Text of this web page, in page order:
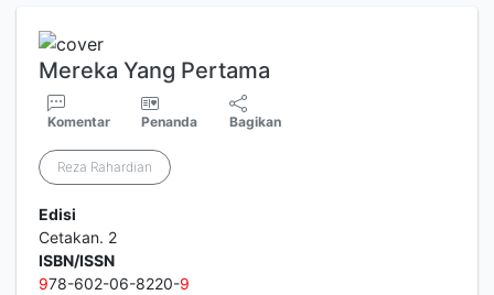
Mereka Yang Pertama
Komentar Penanda Bagikan
Reza Rahardian
Edisi
Cetakan. 2
ISBN/ISSN
978-602-06-8220-9